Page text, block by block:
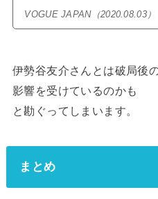
VOGUE JAPAN（2020.08.03）
伊勢谷友介さんとは破局後
影響を受けているのかも
と勘ぐってしまいます。
まとめ